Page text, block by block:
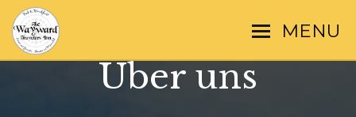
MENU
Über uns